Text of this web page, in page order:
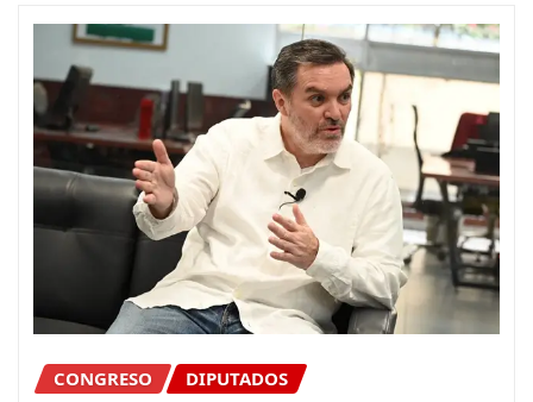
CONGRESO DIPUTADOS